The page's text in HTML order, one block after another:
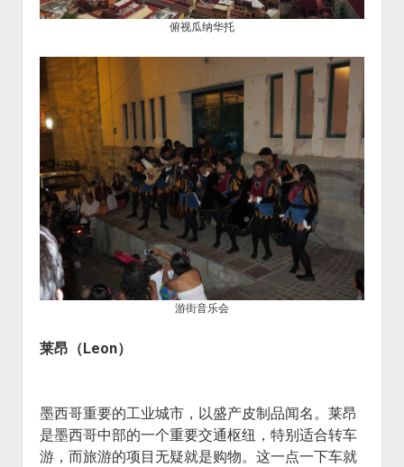
俯视瓜纳华托
游街音乐会
莱昂 （ Leon）
墨西哥重要的工业城市，以盛产皮制品闻名。莱昂
是墨西哥中部的一个重要交通枢纽，特别适合转车
游，而旅游的项目无疑就是购物。这一点一下车就